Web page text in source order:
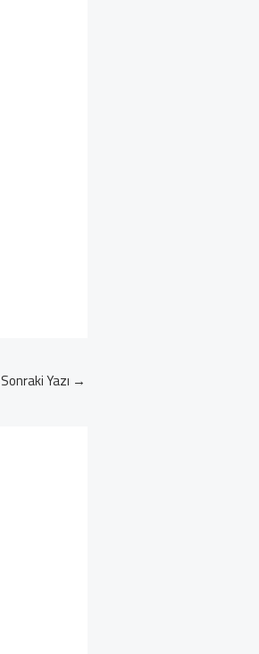
Sonraki Yazı →